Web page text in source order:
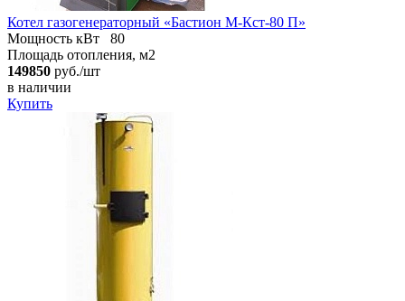
Котел газогенераторный «Бастион М-Кст-80 П»
Мощность кВт
80
Площадь отопления, м2
149850 руб./шт
в наличии
Купить